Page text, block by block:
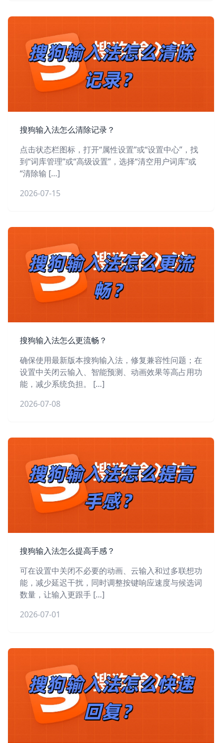
搜狗输入法怎么清除记录？
点击状态栏图标，打开“属性设置”或“设置中心”，找
到“词库管理”或“高级设置”，选择“清空用户词库”或
“清除输 […]
2026-07-15
搜狗输入法怎么更流畅？
确保使用最新版本搜狗输入法，修复兼容性问题；在
设置中关闭云输入、智能预测、动画效果等高占用功
能，减少系统负担。 […]
2026-07-08
搜狗输入法怎么提高手感？
可在设置中关闭不必要的动画、云输入和过多联想功
能，减少延迟干扰，同时调整按键响应速度与候选词
数量，让输入更跟手 […]
2026-07-01